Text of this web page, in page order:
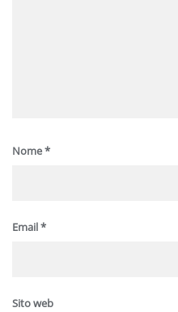
Nome*
Email*
Sito web